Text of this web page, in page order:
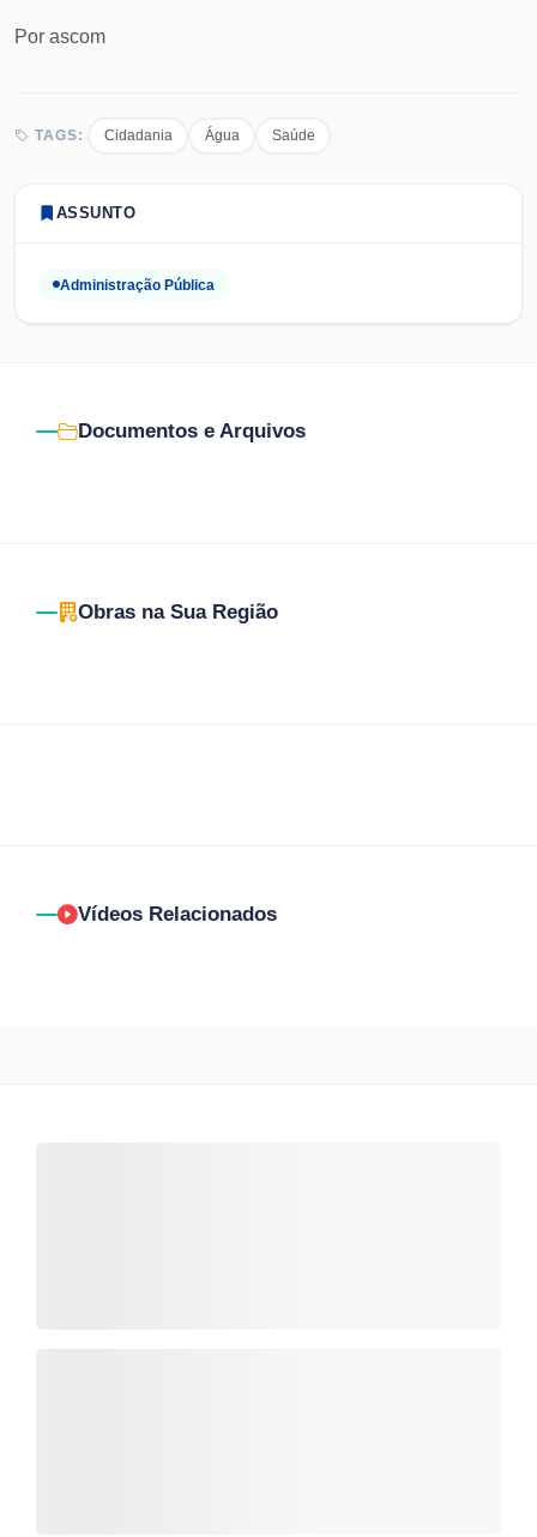
Por ascom
TAGS: Cidadania Água Saúde
ASSUNTO
Administração Pública
Documentos e Arquivos
Obras na Sua Região
Vídeos Relacionados